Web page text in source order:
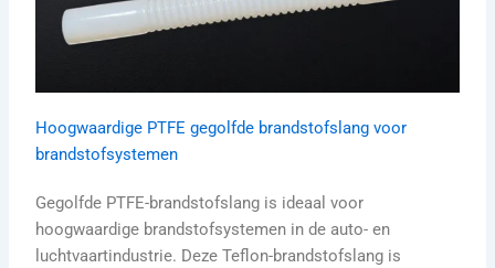
Hoogwaardige PTFE gegolfde brandstofslang voor
brandstofsystemen
Gegolfde PTFE-brandstofslang is ideaal voor
hoogwaardige brandstofsystemen in de auto- en
luchtvaartindustrie. Deze Teflon-brandstofslang is